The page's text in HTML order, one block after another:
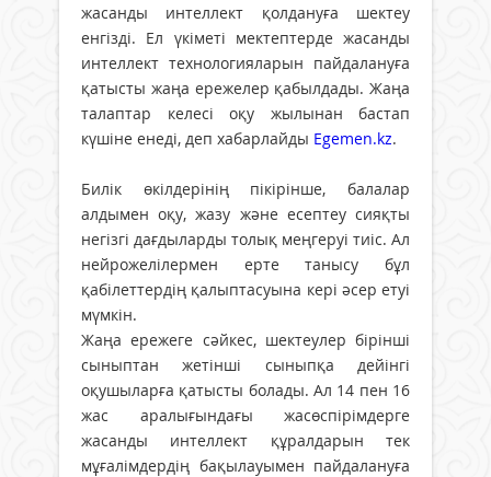
жасанды интеллект қолдануға шектеу
енгізді. Ел үкіметі мектептерде жасанды
интеллект технологияларын пайдалануға
қатысты жаңа ережелер қабылдады. Жаңа
талаптар келесі оқу жылынан бастап
күшіне енеді, деп хабарлайды Egemen.kz.
Билік өкілдерінің пікірінше, балалар
алдымен оқу, жазу және есептеу сияқты
негізгі дағдыларды толық меңгеруі тиіс. Ал
нейрожелілермен ерте танысу бұл
қабілеттердің қалыптасуына кері әсер етуі
мүмкін.
Жаңа ережеге сәйкес, шектеулер бірінші
сыныптан жетінші сыныпқа дейінгі
оқушыларға қатысты болады. Ал 14 пен 16
жас аралығындағы жасөспірімдерге
жасанды интеллект құралдарын тек
мұғалімдердің бақылауымен пайдалануға